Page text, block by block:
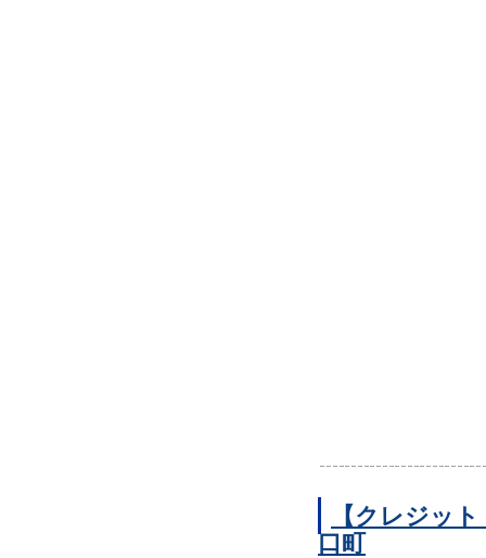
【クレジッ
口町